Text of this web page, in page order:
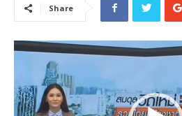
Share
Video